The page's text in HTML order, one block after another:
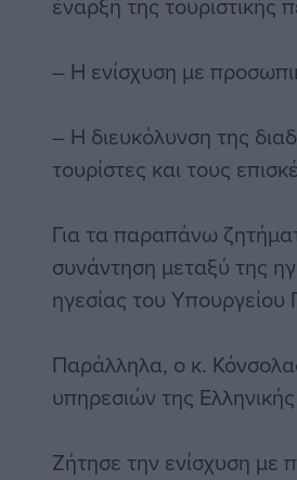
– Η ενίσχυση με
– Η διευκόλυνση της
τουρίστες και τους
Για τα παραπάνω
συνάντηση μεταξύ της
ηγεσίας του Υπουργείου
Παράλληλα, ο κ.
υπηρεσιών της
Ζήτησε την ενίσχυση με